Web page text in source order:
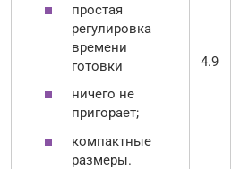
простая
регулировка
времени
готовки
ничего не
пригорает;
компактные
размеры.
4.9